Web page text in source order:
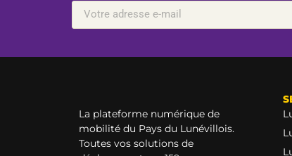
La plateforme numérique de
mobilité du Pays du Lunévillois.
Toutes vos solutions de